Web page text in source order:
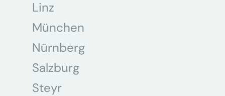
Linz
München
Nürnberg
Salzburg
Steyr